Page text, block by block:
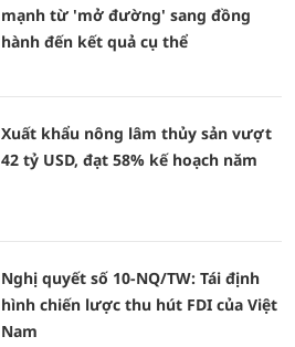
mạnh từ 'mở đường' sang đồng
hành đến kết quả cụ thể
Xuất khẩu nông lâm thủy sản vượt
42 tỷ USD, đạt 58% kế hoạch năm
Nghị quyết số 10-NQ/TW: Tái định
hình chiến lược thu hút FDI của Việt
Nam